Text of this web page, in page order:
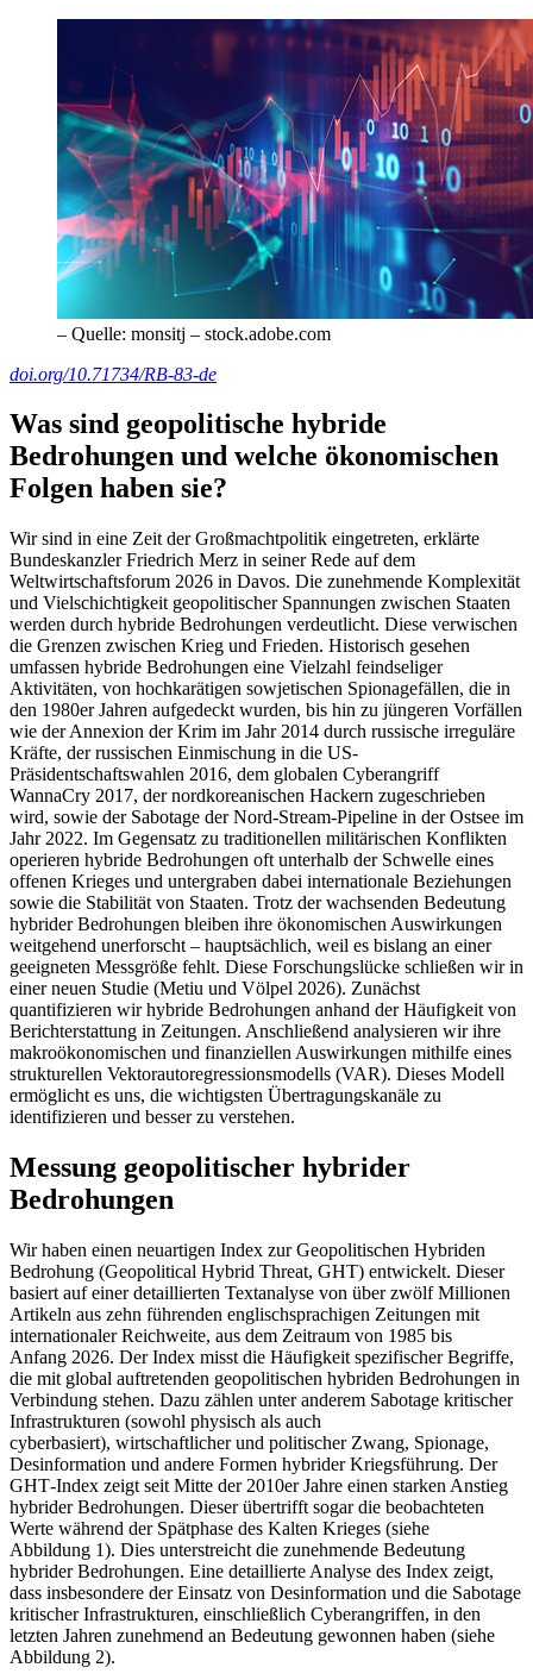
– Quelle: monsitj – stock.adobe.com
doi.org/10.71734/RB-83-de
Was sind geopolitische hybride
Bedrohungen und welche ökonomischen
Folgen haben sie?
Wir sind in eine Zeit der Großmachtpolitik eingetreten, erklärte
Bundeskanzler Friedrich Merz in seiner Rede auf dem
Weltwirtschaftsforum 2026 in Davos. Die zunehmende Komplexität
und Vielschichtigkeit geopolitischer Spannungen zwischen Staaten
werden durch hybride Bedrohungen verdeutlicht. Diese verwischen
die Grenzen zwischen Krieg und Frieden. Historisch gesehen
umfassen hybride Bedrohungen eine Vielzahl feindseliger
Aktivitäten, von hochkarätigen sowjetischen Spionagefällen, die in
den 1980er Jahren aufgedeckt wurden, bis hin zu jüngeren Vorfällen
wie der Annexion der Krim im Jahr 2014 durch russische irreguläre
Kräfte, der russischen Einmischung in die US-
Präsidentschaftswahlen 2016, dem globalen Cyberangriff
WannaCry 2017, der nordkoreanischen Hackern zugeschrieben
wird, sowie der Sabotage der Nord-Stream-Pipeline in der Ostsee im
Jahr 2022. Im Gegensatz zu traditionellen militärischen Konflikten
operieren hybride Bedrohungen oft unterhalb der Schwelle eines
offenen Krieges und untergraben dabei internationale Beziehungen
sowie die Stabilität von Staaten. Trotz der wachsenden Bedeutung
hybrider Bedrohungen bleiben ihre ökonomischen Auswirkungen
weitgehend unerforscht – hauptsächlich, weil es bislang an einer
geeigneten Messgröße fehlt. Diese Forschungslücke schließen wir in
einer neuen Studie (Metiu und Völpel 2026). Zunächst
quantifizieren wir hybride Bedrohungen anhand der Häufigkeit von
Berichterstattung in Zeitungen. Anschließend analysieren wir ihre
makroökonomischen und finanziellen Auswirkungen mithilfe eines
strukturellen Vektorautoregressionsmodells (VAR). Dieses Modell
ermöglicht es uns, die wichtigsten Übertragungskanäle zu
identifizieren und besser zu verstehen.
Messung geopolitischer hybrider
Bedrohungen
Wir haben einen neuartigen Index zur Geopolitischen Hybriden
Bedrohung (Geopolitical Hybrid Threat, GHT) entwickelt. Dieser
basiert auf einer detaillierten Textanalyse von über zwölf Millionen
Artikeln aus zehn führenden englischsprachigen Zeitungen mit
internationaler Reichweite, aus dem Zeitraum von 1985 bis
Anfang 2026. Der Index misst die Häufigkeit spezifischer Begriffe,
die mit global auftretenden geopolitischen hybriden Bedrohungen in
Verbindung stehen. Dazu zählen unter anderem Sabotage kritischer
Infrastrukturen (sowohl physisch als auch
cyberbasiert), wirtschaftlicher und politischer Zwang, Spionage,
Desinformation und andere Formen hybrider Kriegsführung. Der
GHT-Index zeigt seit Mitte der 2010er Jahre einen starken Anstieg
hybrider Bedrohungen. Dieser übertrifft sogar die beobachteten
Werte während der Spätphase des Kalten Krieges (siehe
Abbildung 1). Dies unterstreicht die zunehmende Bedeutung
hybrider Bedrohungen. Eine detaillierte Analyse des Index zeigt,
dass insbesondere der Einsatz von Desinformation und die Sabotage
kritischer Infrastrukturen, einschließlich Cyberangriffen, in den
letzten Jahren zunehmend an Bedeutung gewonnen haben (siehe
Abbildung 2).